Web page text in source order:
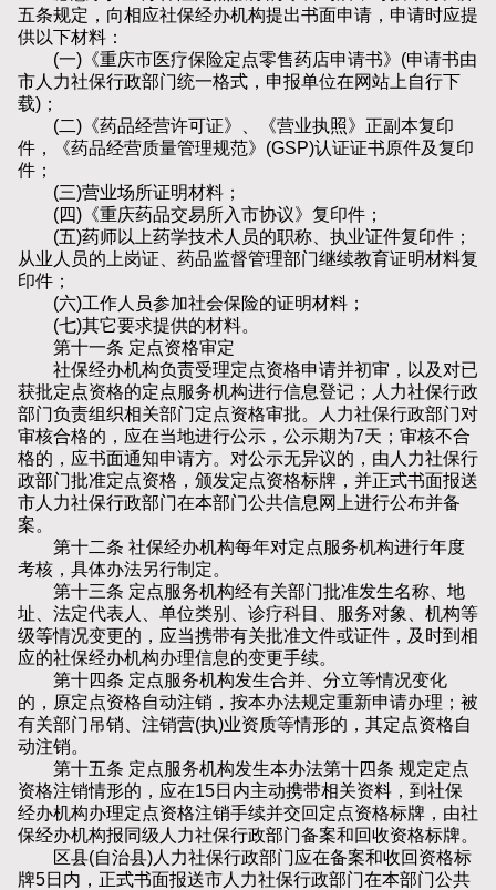
五条规定，向相应社保经办机构提出书面申请，申请时应提
供以下材料：
(一)《重庆市医疗保险定点零售药店申请书》(申请书由
市人力社保行政部门统一格式，申报单位在网站上自行下
载)；
(二)《药品经营许可证》、《营业执照》正副本复印
件，《药品经营质量管理规范》(GSP)认证证书原件及复印
件；
(三)营业场所证明材料；
(四)《重庆药品交易所入市协议》复印件；
(五)药师以上药学技术人员的职称、执业证件复印件；
从业人员的上岗证、药品监督管理部门继续教育证明材料复
印件；
(六)工作人员参加社会保险的证明材料；
(七)其它要求提供的材料。
第十一条 定点资格审定
社保经办机构负责受理定点资格申请并初审，以及对已
获批定点资格的定点服务机构进行信息登记；人力社保行政
部门负责组织相关部门定点资格审批。人力社保行政部门对
审核合格的，应在当地进行公示，公示期为7天；审核不合
格的，应书面通知申请方。对公示无异议的，由人力社保行
政部门批准定点资格，颁发定点资格标牌，并正式书面报送
市人力社保行政部门在本部门公共信息网上进行公布并备
案。
第十二条 社保经办机构每年对定点服务机构进行年度
考核，具体办法另行制定。
第十三条 定点服务机构经有关部门批准发生名称、地
址、法定代表人、单位类别、诊疗科目、服务对象、机构等
级等情况变更的，应当携带有关批准文件或证件，及时到相
应的社保经办机构办理信息的变更手续。
第十四条 定点服务机构发生合并、分立等情况变化
的，原定点资格自动注销，按本办法规定重新申请办理；被
有关部门吊销、注销营(执)业资质等情形的，其定点资格自
动注销。
第十五条 定点服务机构发生本办法第十四条 规定定点
资格注销情形的，应在15日内主动携带相关资料，到社保
经办机构办理定点资格注销手续并交回定点资格标牌，由社
保经办机构报同级人力社保行政部门备案和回收资格标牌。
区县(自治县)人力社保行政部门应在备案和收回资格标
牌5日内，正式书面报送市人力社保行政部门在本部门公共